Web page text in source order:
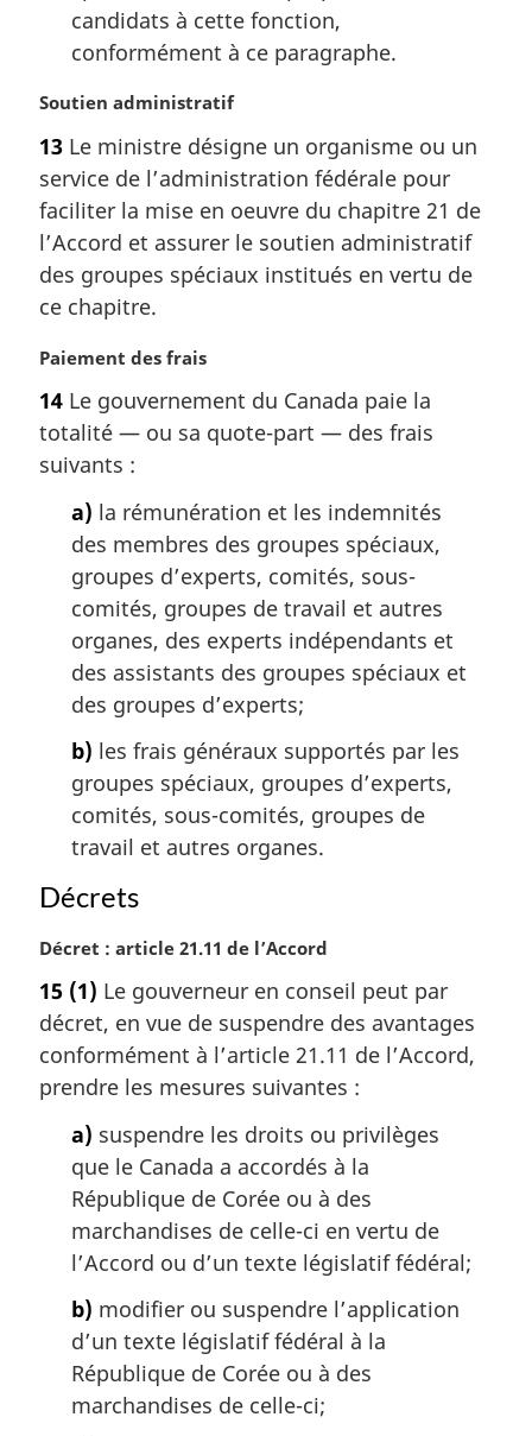
candidats à cette fonction,
conformément à ce paragraphe.
N
t
e
m
a
g
i
a
l
e
:
Soutien administratif
13 Le ministre désigne un organisme ou un
service de l’administration fédérale pour
faciliter la mise en oeuvre du chapitre 21 de
l’Accord et assurer le soutien administratif
des groupes spéciaux institués en vertu de
ce chapitre.
N
t
e
m
Paiement des frais
14 Le gouvernement du Canada paie la
totalité — ou sa quote-part — des frais
suivants :
a) la rémunération et les indemnités
des membres des groupes spéciaux,
groupes d’experts, comités, sous-
comités, groupes de travail et autres
organes, des experts indépendants et
des assistants des groupes spéciaux et
des groupes d’experts;
b) les frais généraux supportés par les
groupes spéciaux, groupes d’experts,
comités, sous-comités, groupes de
travail et autres organes.
Décrets
N
t
e
m
a
r
Décret : article 21.11 de l’Accord
15 (1) Le gouverneur en conseil peut par
décret, en vue de suspendre des avantages
conformément à l’article 21.11 de l’Accord,
prendre les mesures suivantes :
a) suspendre les droits ou privilèges
que le Canada a accordés à la
République de Corée ou à des
marchandises de celle-ci en vertu de
l’Accord ou d’un texte législatif fédéral;
b) modifier ou suspendre l’application
d’un texte législatif fédéral à la
République de Corée ou à des
marchandises de celle-ci;